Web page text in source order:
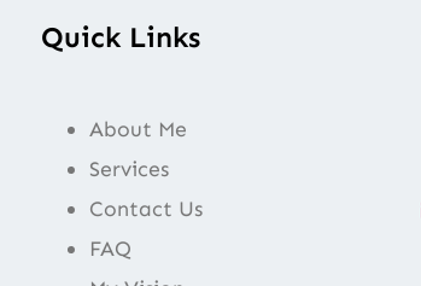
Quick Links
About Me
Services
Contact Us
FAQ